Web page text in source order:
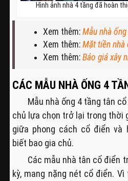
Hình ảnh nhà 4 tầng đã hoàn
Xem thêm: Mẫu nhà
Xem thêm: Mặt tiền nhà
Xem thêm: Báo giá xây
CÁC MẪU NHÀ ỐNG 4
Mẫu nhà ống 4 tầng tân
chủ lựa chọn trở lại trong thời
giữa phong cách cổ điển và
biết bao gia chủ.
Các mẫu nhà tân cổ điển
kỳ, mang nặng nét cổ điển.